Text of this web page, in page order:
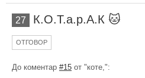
27 К.О.Т.а.р.А.К 🐱
ОТГОВОР
До коментар #15 от "коте,":